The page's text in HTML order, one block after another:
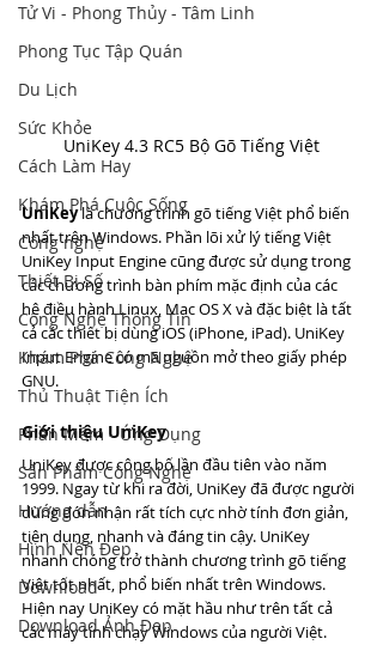
Tử Vi - Phong Thủy - Tâm Linh
Phong Tục Tập Quán
Du Lịch
Sức Khỏe
Cách Làm Hay
Khám Phá Cuộc Sống
Công nghệ
Thiết Bị Số
Công Nghệ Thông Tin
Khám Phá Công Nghệ
Thủ Thuật Tiện Ích
Phần Mềm - Ứng Dụng
Sản Phẩm Công Nghệ
Hướng dẫn
Hình Nền Đẹp
Download
Download Ảnh Đẹp
UniKey 4.3 RC5 Bộ Gõ Tiếng Việt
UniKey là chương trình gõ tiếng Việt phổ biến
nhất trên Windows. Phần lõi xử lý tiếng Việt
UniKey Input Engine cũng được sử dụng trong
các chương trình bàn phím mặc định của các
hệ điều hành Linux, Mac OS X và đặc biệt là tất
cả các thiết bị dùng iOS (iPhone, iPad). UniKey
Input Engine có mã nguồn mở theo giấy phép
GNU.
Giới thiệu UniKey
UniKey được công bố lần đầu tiên vào năm
1999. Ngay từ khi ra đời, UniKey đã được người
dùng đón nhận rất tích cực nhờ tính đơn giản,
tiện dụng, nhanh và đáng tin cậy. UniKey
nhanh chóng trở thành chương trình gõ tiếng
Việt tốt nhất, phổ biến nhất trên Windows.
Hiện nay UniKey có mặt hầu như trên tất cả
các máy tính chạy Windows của người Việt.